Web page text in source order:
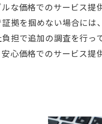
な価格でのサービス
拠を掴めない場合に
担で追加の調査を行
心価格でのサービス提